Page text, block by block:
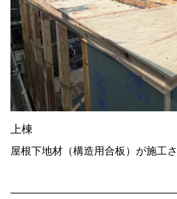
上棟
屋根下地材（構造用合板）が施工さ